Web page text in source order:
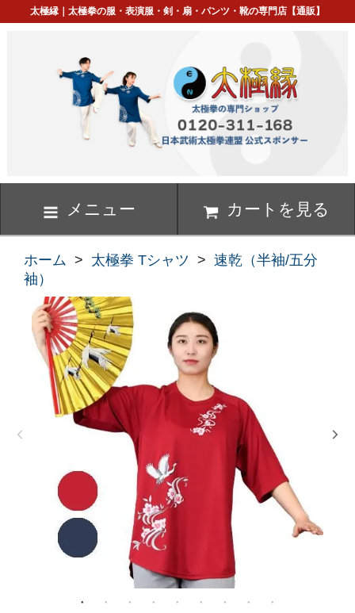
太極縁｜太極拳の服・表演服・剣・扇・パンツ・靴の専門店【通販】
メニュー カートを見る
ホーム > 太極拳 Tシャツ > 速乾（半袖/五分
袖）